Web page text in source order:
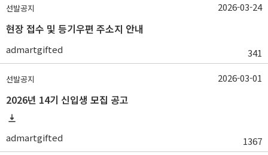
선발공지
현장 접수 및 등기우편 주소지 안내
admartgifted 341
2026-03-24
선발공지
2026년 14기 신입생 모집 공고
admartgifted 1367
2026-03-01